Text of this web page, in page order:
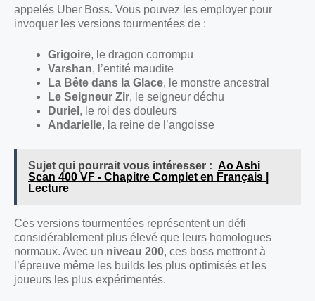
appelés Uber Boss. Vous pouvez les employer pour
invoquer les versions tourmentées de :
Grigoire, le dragon corrompu
Varshan, l’entité maudite
La Bête dans la Glace, le monstre ancestral
Le Seigneur Zir, le seigneur déchu
Duriel , le roi des douleurs
Andarielle, la reine de l’angoisse
Sujet qui pourrait vous intéresser : Ao Ashi
Scan 400 VF - Chapitre Complet en Français |
Lecture
Ces versions tourmentées représentent un défi
considérablement plus élevé que leurs homologues
normaux. Avec un niveau 200, ces boss mettront à
l’épreuve même les builds les plus optimisés et les
joueurs les plus expérimentés.